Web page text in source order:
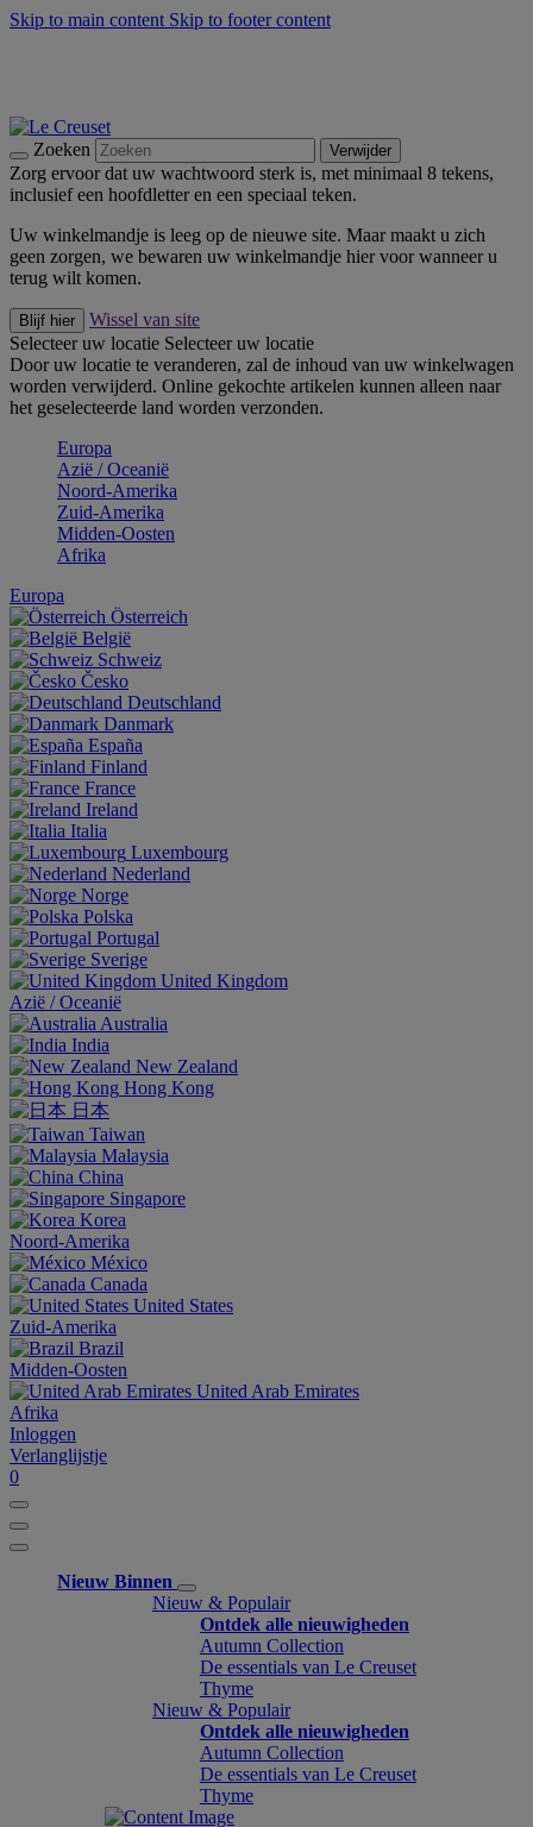
Skip to main content Skip to footer content
Zoeken Verwijder
Zorg ervoor dat uw wachtwoord sterk is, met minimaal 8 tekens,
inclusief een hoofdletter en een speciaal teken.
Uw winkelmandje is leeg op de nieuwe site. Maar maakt u zich
geen zorgen, we bewaren uw winkelmandje hier voor wanneer u
terug wilt komen.
Blijf hier
Wissel van site
Selecteer uw locatie Selecteer uw locatie
Door uw locatie te veranderen, zal de inhoud van uw winkelwagen
worden verwijderd. Online gekochte artikelen kunnen alleen naar
het geselecteerde land worden verzonden.
Europa
Aziё / Oceaniё
Noord-Amerika
Zuid-Amerika
Midden-Oosten
Afrika
Europa
Österreich
België
Schweiz
Česko
Deutschland
Danmark
España
Finland
France
Ireland
Italia
Luxembourg
Nederland
Norge
Polska
Portugal
Sverige
United Kingdom
Aziё / Oceaniё
Australia
India
New Zealand
Hong Kong
日本
Taiwan
Malaysia
China
Singapore
Korea
Noord-Amerika
México
Canada
United States
Zuid-Amerika
Brazil
Midden-Oosten
United Arab Emirates
Afrika
Inloggen
Verlanglijstje
0
Nieuw Binnen
Nieuw & Populair
Ontdek alle nieuwigheden
Autumn Collection
De essentials van Le Creuset
Thyme
Nieuw & Populair
Ontdek alle nieuwigheden
Autumn Collection
De essentials van Le Creuset
Thyme